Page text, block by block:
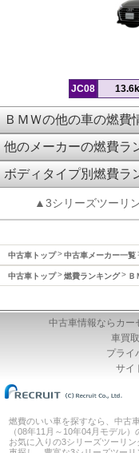
JC08
ＢＭＷの他の車の燃費
他のメーカーの燃費ラ
ボディタイプ別燃費ラ
▲3シリーズツーリ
中古車トップ 中古車メーカー一覧
中古車トップ 燃費ランキング Ｂ
中古車情報ならカー
車買
プライ
サイ
燃費のいい車を探すなら、中古
（08年11月～10年04月モデル）
お気に入りの3シリーズツーリ